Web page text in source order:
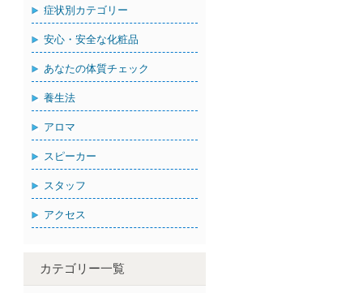
症状別カテゴリー
安心・安全な化粧品
あなたの体質チェック
養生法
アロマ
スピーカー
スタッフ
アクセス
カテゴリー一覧